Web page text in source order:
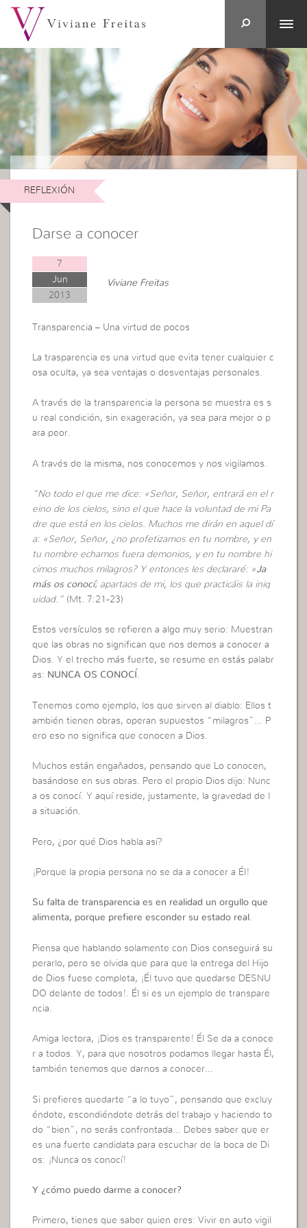
REFLEXIÓN
Darse a conocer
7
Jun
2013
Viviane Freitas
Transparencia – Una virtud de pocos
La trasparencia es una virtud que evita tener cualquier c
osa oculta, ya sea ventajas o desventajas personales.
A través de la transparencia la persona se muestra es s
u real condición, sin exageración, ya sea para mejor o p
ara peor.
A través de la misma, nos conocemos y nos vigilamos.
“No todo el que me dice: «Señor, Señor, entrará en el r
eino de los cielos, sino el que hace la voluntad de mi Pa
dre que está en los cielos. Muchos me dirán en aquel dí
a: «Señor, Señor, ¿no profetizamos en tu nombre, y en
tu nombre echamos fuera demonios, y en tu nombre hi
cimos muchos milagros? Y entonces les declararé: «Ja
más os conocí; apartaos de mi, los que practicáis la iniq
uidad.” (Mt. 7:21-23)
Estos versículos se refieren a algo muy serio: Muestran
que las obras no significan que nos demos a conocer a
Dios. Y el trecho más fuerte, se resume en estás palabr
as: NUNCA OS CONOCÍ .
Tenemos como ejemplo, los que sirven al diablo: Ellos t
ambién tienen obras, operan supuestos “milagros”… P
ero eso no significa que conocen a Dios.
Muchos están engañados, pensando que Lo conocen,
basándose en sus obras. Pero el propio Dios dijo: Nunc
a os conocí. Y aquí reside, justamente, la gravedad de l
a situación.
Pero, ¿por qué Dios habla así?
¡Porque la propia persona no se da a conocer a Él!
Su falta de transparencia es en realidad un orgullo que
alimenta, porque prefiere esconder su estado real.
Piensa que hablando solamente con Dios conseguirá su
perarlo, pero se olvida que para que la entrega del Hijo
de Dios fuese completa, ¡Él tuvo que quedarse DESNU
DO delante de todos!. Él si es un ejemplo de transpare
ncia.
Amiga lectora, ¡Dios es transparente! Él Se da a conoce
r a todos. Y, para que nosotros podamos llegar hasta Él,
también tenemos que darnos a conocer…
Si prefieres quedarte “a lo tuyo”, pensando que excluy
éndote, escondiéndote detrás del trabajo y haciendo to
do “bien”, no serás confrontada… Debes saber que er
es una fuerte candidata para escuchar de la boca de Di
os: ¡Nunca os conocí!
Y ¿cómo puedo darme a conocer?
Primero, tienes que saber quien eres: Vivir en auto vigil